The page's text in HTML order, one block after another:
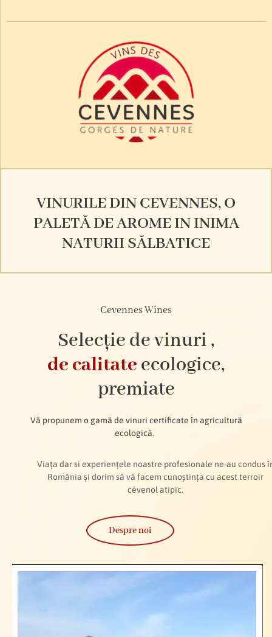
VINURILE DIN CEVENNES, O
PALETĂ DE AROME IN INIMA
NATURII SĂLBATICE
Cevennes Wines
Selecție de vinuri ,
de calitateecologice,
premiate
Vă propunem o gamă de vinuri certificate în agricultură
ecologică.
Viața dar si experiențele noastre profesionale ne-au condus în
România și dorim să vă facem cunoștința cu acest terroir
cévenol atipic.
Despre noi